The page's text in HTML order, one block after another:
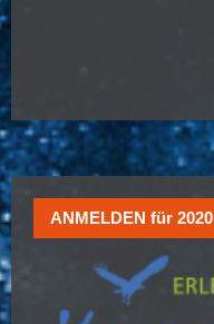
ANMELDEN für 2020